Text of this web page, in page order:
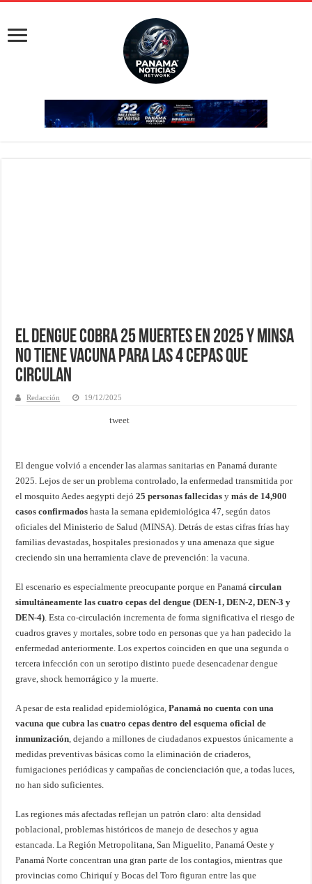
El Dengue cobra 25 MUERTES en 2025 y MINSA
no tiene vacuna para las 4 cepas que
circulan
Redacción 19/12/2025
tweet
El dengue volvió a encender las alarmas sanitarias en Panamá durante
2025. Lejos de ser un problema controlado, la enfermedad transmitida por
el mosquito Aedes aegypti dejó25 personas fallecidas ymás de 14,900
casos confirmados hasta la semana epidemiológica 47, según datos
oficiales del Ministerio de Salud (MINSA). Detrás de estas cifras frías hay
familias devastadas, hospitales presionados y una amenaza que sigue
creciendo sin una herramienta clave de prevención: la vacuna.
El escenario es especialmente preocupante porque en Panamácirculan
simultáneamente las cuatro cepas del dengue (DEN-1, DEN-2, DEN-3 y
DEN-4). Esta co-circulación incrementa de forma significativa el riesgo de
cuadros graves y mortales, sobre todo en personas que ya han padecido la
enfermedad anteriormente. Los expertos coinciden en que una segunda o
tercera infección con un serotipo distinto puede desencadenar dengue
grave, shock hemorrágico y la muerte.
A pesar de esta realidad epidemiológica,Panamá no cuenta con una
vacuna que cubra las cuatro cepas dentro del esquema oficial de
inmunización, dejando a millones de ciudadanos expuestos únicamente a
medidas preventivas básicas como la eliminación de criaderos,
fumigaciones periódicas y campañas de concienciación que, a todas luces,
no han sido suficientes.
Las regiones más afectadas reflejan un patrón claro: alta densidad
poblacional, problemas históricos de manejo de desechos y agua
estancada. La Región Metropolitana, San Miguelito, Panamá Oeste y
Panamá Norte concentran una gran parte de los contagios, mientras que
provincias como Chiriquí y Bocas del Toro figuran entre las que